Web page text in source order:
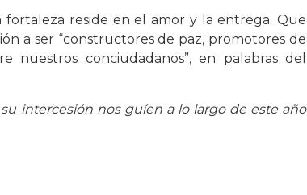
reside en el amor y la entrega. Que
a ser “constructores de paz, promotores de
nuestros conciudadanos”, en palabras del
intercesión nos guíen a lo largo de este año